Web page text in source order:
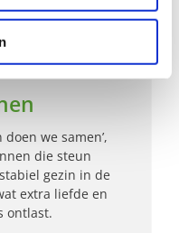
we samen’,
die steun
gezin in de
extra liefde en
ontlast.